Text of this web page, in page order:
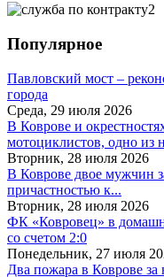
Популярное
Павловский мост –
города
Среда, 29 июля 2026
В Коврове и
мотоциклистов, одно из
Вторник, 28 июля 2026
В Коврове двое мужчин
причастностью к...
Вторник, 28 июля 2026
ФК «Ковровец» в
со счетом 2:0
Понедельник, 27 июля
Два пожара в Коврове